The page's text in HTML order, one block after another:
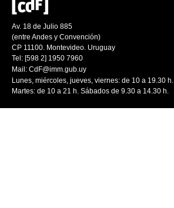
Av. 18 de Julio 885
(entre Andes y Convención)
CP 11100. Montevideo. Uruguay
Tel: [598 2] 1950 7960
Mail: CdF@imm.gub.uy
Lunes, miércoles, jueves, viernes: de 10 a 19.30 h.
Martes: de 10 a 21 h. Sábados de 9.30 a 14.30 h.